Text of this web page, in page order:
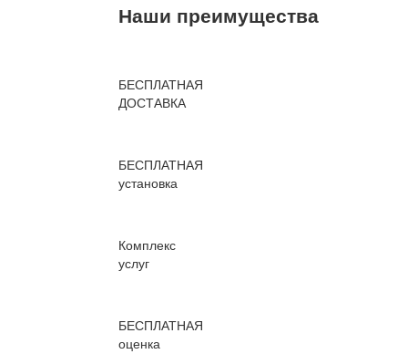
Наши преимущества
БЕСПЛАТНАЯ
ДОСТАВКА
БЕСПЛАТНАЯ
установка
Комплекс
услуг
БЕСПЛАТНАЯ
оценка